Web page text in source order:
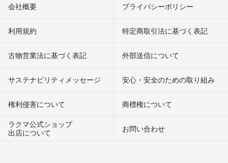
会社概要 プライバシーポリシー
利用規約 特定商取引法に基づく表記
古物営業法に基づく表記 外部送信について
サステナビリティメッセージ 安心・安全のための取り組み
権利侵害について
商標権について
ラクマ公式ショップ
出店について
お問い合わせ